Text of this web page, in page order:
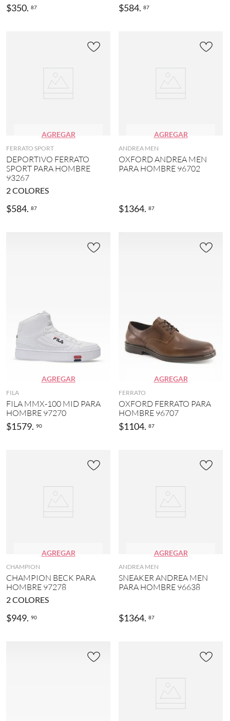
$350. 87 $584. 87
AGREGAR
FERRATO SPORT
DEPORTIVO FERRATO
SPORT PARA HOMBRE
93267
2COLORES
$584. 87
AGREGAR
ANDREA MEN
OXFORD ANDREA MEN
PARA HOMBRE 96702
$1364. 87
AGREGAR
FILA
FILA MMX-100 MID PARA
HOMBRE 97270
$1579. 90
AGREGAR
FERRATO
OXFORD FERRATO PARA
HOMBRE 96707
$1104. 87
AGREGAR
CHAMPION
CHAMPION BECK PARA
HOMBRE 97278
2COLORES
$949. 90
AGREGAR
ANDREA MEN
SNEAKER ANDREA MEN
PARA HOMBRE 96638
$1364. 87